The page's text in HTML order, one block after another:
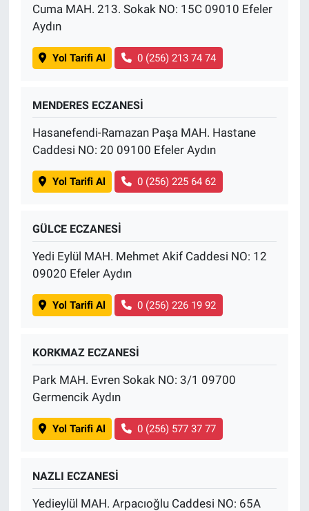
Cuma MAH. 213. Sokak NO: 15C 09010 Efeler
Aydın
Yol Tarifi Al 0 (256) 213 74 74
MENDERES ECZANESİ
Hasanefendi-Ramazan Paşa MAH. Hastane
Caddesi NO: 20 09100 Efeler Aydın
Yol Tarifi Al 0 (256) 225 64 62
GÜLCE ECZANESİ
Yedi Eylül MAH. Mehmet Akif Caddesi NO: 12
09020 Efeler Aydın
Yol Tarifi Al 0 (256) 226 19 92
KORKMAZ ECZANESİ
Park MAH. Evren Sokak NO: 3/1 09700
Germencik Aydın
Yol Tarifi Al 0 (256) 577 37 77
NAZLI ECZANESİ
Yedieylül MAH. Arpacıoğlu Caddesi NO: 65A